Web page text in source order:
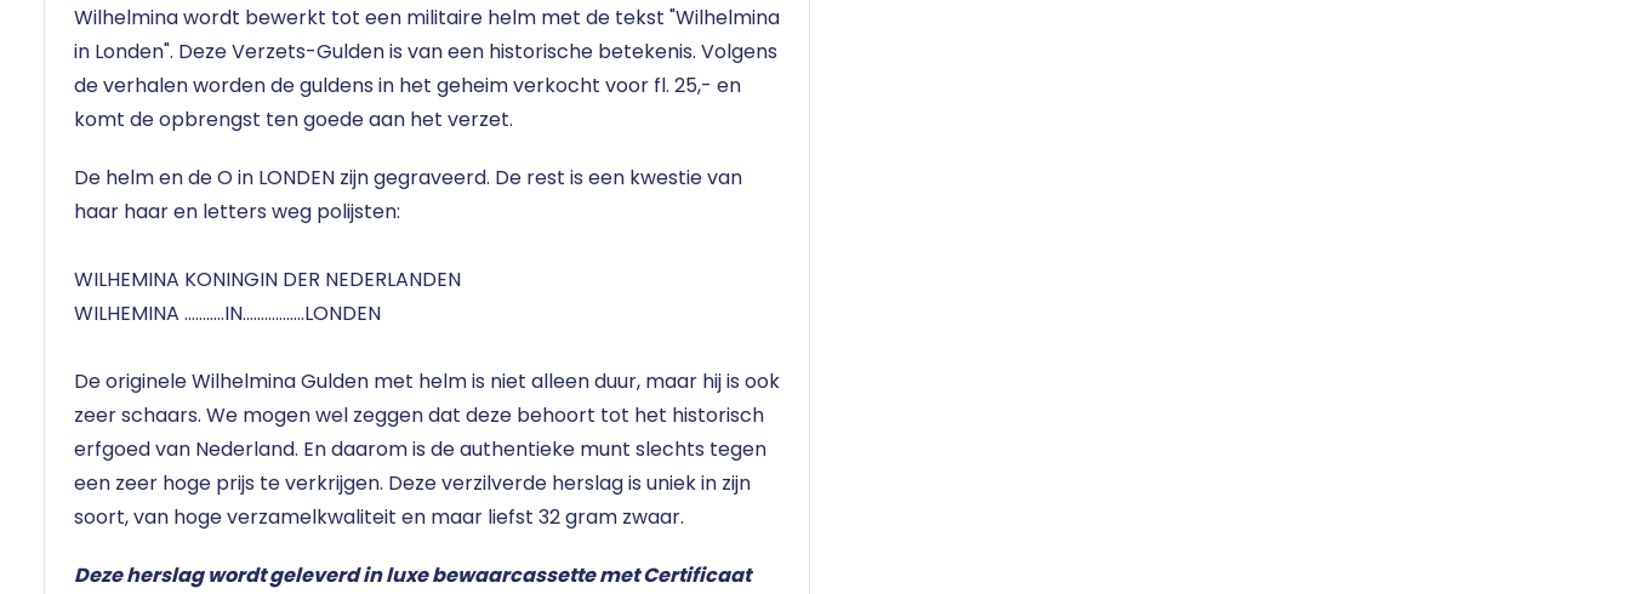
Wilhelmina wordt bewerkt tot een militaire helm met de tekst "Wilhelmina
in Londen". Deze Verzets-Gulden is van een historische betekenis. Volgens
de verhalen worden de guldens in het geheim verkocht voor fl. 25,- en
komt de opbrengst ten goede aan het verzet.
De helm en de O in LONDEN zijn gegraveerd. De rest is een kwestie van
haar haar en letters weg polijsten:
WILHEMINA KONINGIN DER NEDERLANDEN
WILHEMINA ...........IN.................LONDEN
De originele Wilhelmina Gulden met helm is niet alleen duur, maar hij is ook
zeer schaars. We mogen wel zeggen dat deze behoort tot het historisch
erfgoed van Nederland. En daarom is de authentieke munt slechts tegen
een zeer hoge prijs te verkrijgen. Deze verzilverde herslag is uniek in zijn
soort, van hoge verzamelkwaliteit en maar liefst 32 gram zwaar.
Deze herslag wordt geleverd in luxe bewaarcassette met Certificaat